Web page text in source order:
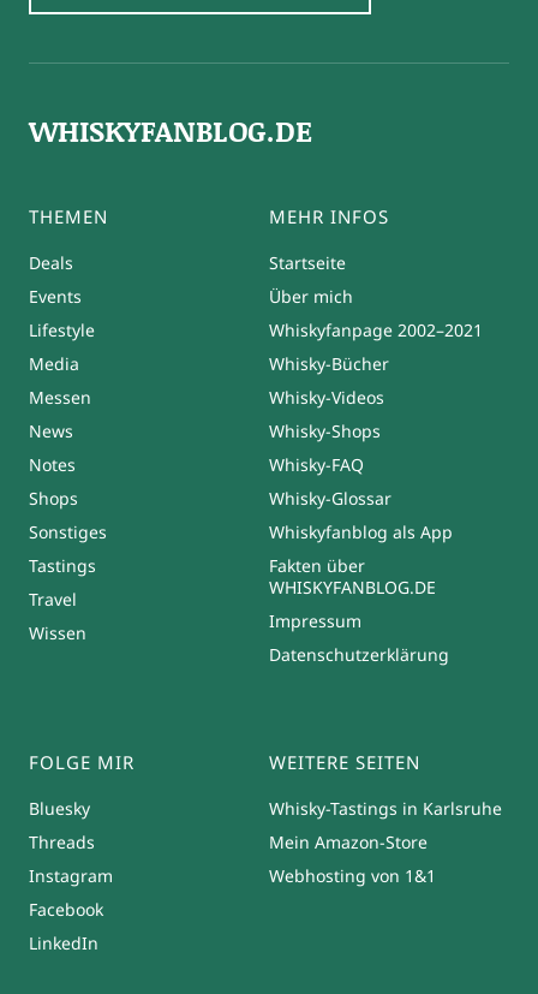
WHISKYFANBLOG.DE
THEMEN
Deals
Events
Lifestyle
Media
Messen
News
Notes
Shops
Sonstiges
Tastings
Travel
Wissen
MEHR INFOS
Startseite
Über mich
Whiskyfanpage 2002–2021
Whisky-Bücher
Whisky-Videos
Whisky-Shops
Whisky-FAQ
Whisky-Glossar
Whiskyfanblog als App
Fakten über
WHISKYFANBLOG.DE
Impressum
Datenschutzerklärung
FOLGE MIR
Bluesky
Threads
Instagram
Facebook
LinkedIn
WEITERE SEITEN
Whisky-Tastings in Karlsruhe
Mein Amazon-Store
Webhosting von 1&1